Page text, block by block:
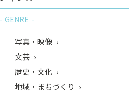
GENRE
写真・映像
文芸
歴史・文化
地域・まちづくり